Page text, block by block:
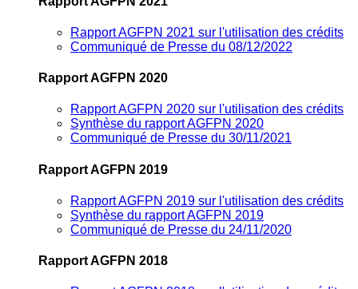
Rapport AGFPN 2021 sur l'utilisation des crédits
Communiqué de Presse du 08/12/2022
Rapport AGFPN 2020
Rapport AGFPN 2020 sur l'utilisation des crédits
Synthèse du rapport AGFPN 2020
Communiqué de Presse du 30/11/2021
Rapport AGFPN 2019
Rapport AGFPN 2019 sur l'utilisation des crédits
Synthèse du rapport AGFPN 2019
Communiqué de Presse du 24/11/2020
Rapport AGFPN 2018